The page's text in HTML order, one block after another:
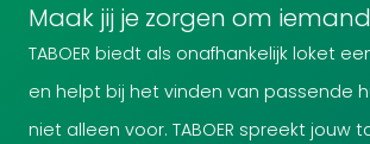
Maak jij je zorgen om
TABOER biedt als onafhankelijk loket
en helpt bij het vinden van passende
niet alleen voor. TABOER spreekt jouw